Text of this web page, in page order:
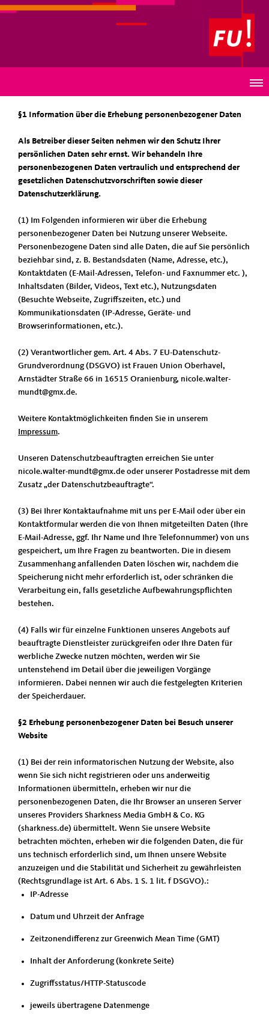
§1 Information über die Erhebung personenbezogener Daten
Als Betreiber dieser Seiten nehmen wir den Schutz Ihrer
persönlichen Daten sehr ernst. Wir behandeln Ihre
personenbezogenen Daten vertraulich und entsprechend der
gesetzlichen Datenschutzvorschriften sowie dieser
Datenschutzerklärung.
(1) Im Folgenden informieren wir über die Erhebung
personenbezogener Daten bei Nutzung unserer Webseite.
Personenbezogene Daten sind alle Daten, die auf Sie persönlich
beziehbar sind, z. B. Bestandsdaten (Name, Adresse, etc.),
Kontaktdaten (E-Mail-Adressen, Telefon- und Faxnummer etc. ),
Inhaltsdaten (Bilder, Videos, Text etc.), Nutzungsdaten
(Besuchte Webseite, Zugriffszeiten, etc.) und
Kommunikationsdaten (IP-Adresse, Geräte- und
Browserinformationen, etc.).
(2) Verantwortlicher gem. Art. 4 Abs. 7 EU-Datenschutz-
Grundverordnung (DSGVO) ist Frauen Union Oberhavel,
Arnstädter Straße 66 in 16515 Oranienburg, nicole.walter-
mundt@gmx.de.
Weitere Kontaktmöglichkeiten finden Sie in unserem
Impressum.
Unseren Datenschutzbeauftragten erreichen Sie unter
nicole.walter-mundt@gmx.de oder unserer Postadresse mit dem
Zusatz „der Datenschutzbeauftragte“.
(3) Bei Ihrer Kontaktaufnahme mit uns per E-Mail oder über ein
Kontaktformular werden die von Ihnen mitgeteilten Daten (Ihre
E-Mail-Adresse, ggf. Ihr Name und Ihre Telefonnummer) von uns
gespeichert, um Ihre Fragen zu beantworten. Die in diesem
Zusammenhang anfallenden Daten löschen wir, nachdem die
Speicherung nicht mehr erforderlich ist, oder schränken die
Verarbeitung ein, falls gesetzliche Aufbewahrungspflichten
bestehen.
(4) Falls wir für einzelne Funktionen unseres Angebots auf
beauftragte Dienstleister zurückgreifen oder Ihre Daten für
werbliche Zwecke nutzen möchten, werden wir Sie
untenstehend im Detail über die jeweiligen Vorgänge
informieren. Dabei nennen wir auch die festgelegten Kriterien
der Speicherdauer.
§2 Erhebung personenbezogener Daten bei Besuch unserer
Website
(1) Bei der rein informatorischen Nutzung der Website, also
wenn Sie sich nicht registrieren oder uns anderweitig
Informationen übermitteln, erheben wir nur die
personenbezogenen Daten, die Ihr Browser an unseren Server
unseres Providers Sharkness Media GmbH & Co. KG
(sharkness.de) übermittelt. Wenn Sie unsere Website
betrachten möchten, erheben wir die folgenden Daten, die für
uns technisch erforderlich sind, um Ihnen unsere Website
anzuzeigen und die Stabilität und Sicherheit zu gewährleisten
(Rechtsgrundlage ist Art. 6 Abs. 1 S. 1 lit. f DSGVO).:
IP-Adresse
Datum und Uhrzeit der Anfrage
Zeitzonendifferenz zur Greenwich Mean Time (GMT)
Inhalt der Anforderung (konkrete Seite)
Zugriffsstatus/HTTP-Statuscode
jeweils übertragene Datenmenge